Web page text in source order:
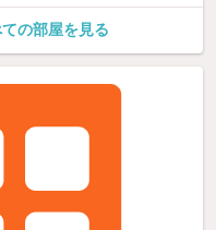
の部屋を見る